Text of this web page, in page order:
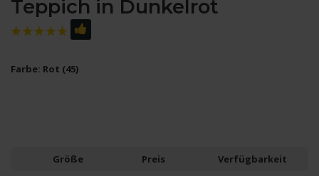
Teppich in Dunkelrot
Farbe: Rot (45)
Größe Preis
Verfügbarkeit